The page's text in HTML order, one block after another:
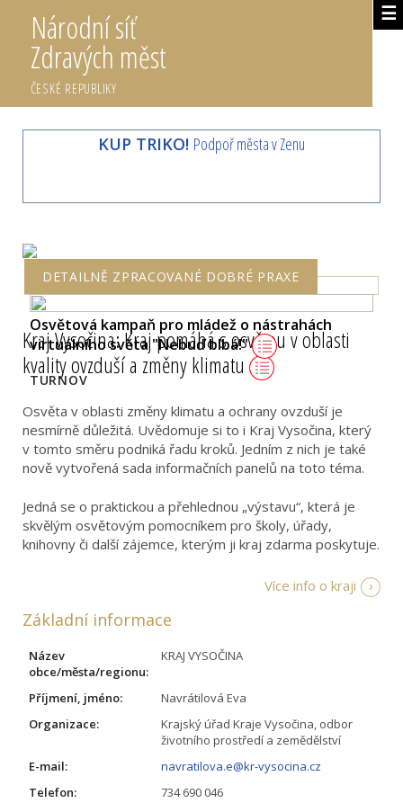
☰
Národní síť
Zdravých měst
ČESKÉ REPUBLIKY
KUP TRIKO! Podpoř města v Zenu
DETAILNĚ ZPRACOVANÉ DOBRÉ PRAXE
Osvětová kampaň pro mládež o nástrahách
virtuálního světa "Nebuď blbá!"
TURNOV
Kraj Vysočina: Kraj pomáhá s osvětou v oblasti
kvality ovzduší a změny klimatu
Osvěta v oblasti změny klimatu a ochrany ovzduší je
nesmírně důležitá. Uvědomuje si to i Kraj Vysočina, který
v tomto směru podniká řadu kroků. Jedním z nich je také
nově vytvořená sada informačních panelů na toto téma.
Jedná se o praktickou a přehlednou „výstavu“, která je
skvělým osvětovým pomocníkem pro školy, úřady,
knihovny či další zájemce, kterým ji kraj zdarma poskytuje.
Více info o kraji
Základní informace
Název
obce/města/regionu:
KRAJ VYSOČINA
Příjmení, jméno:
Navrátilová Eva
Organizace:
Krajský úřad Kraje Vysočina, odbor
životního prostředí a zemědělství
E-mail:
navratilova.e@kr-vysocina.cz
Telefon:
734 690 046